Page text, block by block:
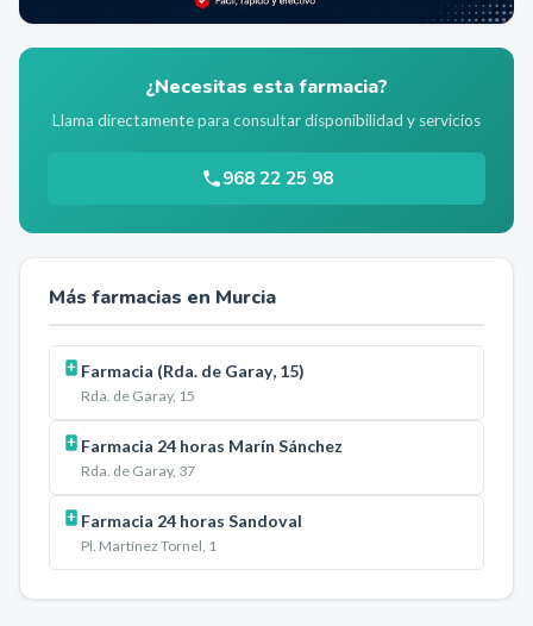
¿Necesitas esta farmacia?
Llama directamente para consultar disponibilidad y servicios
968 22 25 98
Más farmacias en Murcia
Farmacia (Rda. de Garay, 15)
Rda. de Garay, 15
Farmacia 24 horas Marín Sánchez
Rda. de Garay, 37
Farmacia 24 horas Sandoval
Pl. Martínez Tornel, 1